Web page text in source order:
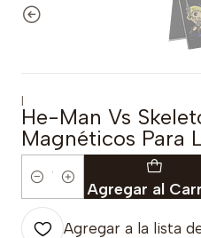
|
He-Man Vs
Magnéticos Para
Cantidad Agregar al
Agregar a la lista